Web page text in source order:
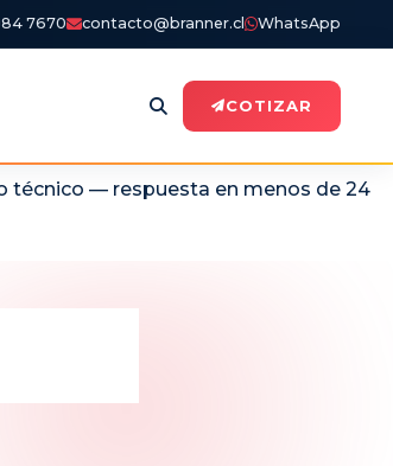
7670 contacto@branner.cl WhatsApp
COTIZAR
técnico — respuesta en menos de 24